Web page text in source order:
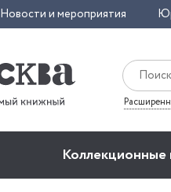
Новости и мероприятия
Коллекционные